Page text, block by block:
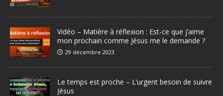
Vidéo – Matière à réflexion : Est-ce que j’aime
mon prochain comme Jésus me le demande ?
29 décembre 2023
Le temps est proche – L’urgent besoin de suivre
Jésus